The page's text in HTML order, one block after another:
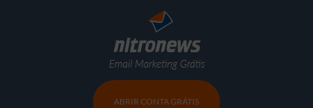
ABRIR CONTA GRÁTIS